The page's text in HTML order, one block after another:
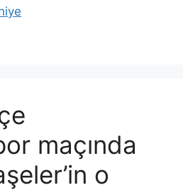
maçında
o